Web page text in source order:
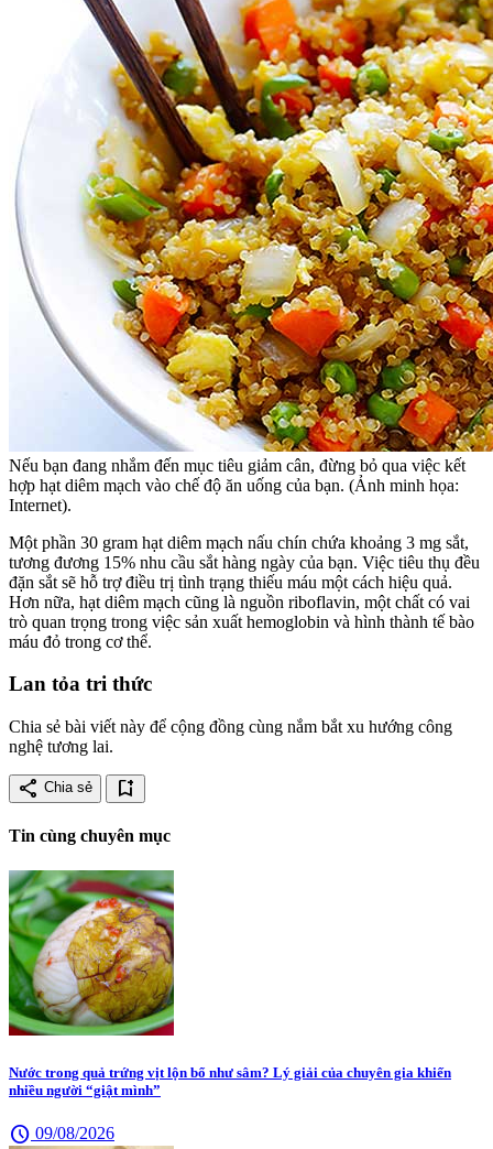
Nếu bạn đang nhắm đến mục tiêu giảm cân, đừng bỏ qua việc kết
hợp hạt diêm mạch vào chế độ ăn uống của bạn. (Ảnh minh họa:
Internet).
Một phần 30 gram hạt diêm mạch nấu chín chứa khoảng 3 mg sắt,
tương đương 15% nhu cầu sắt hàng ngày của bạn. Việc tiêu thụ đều
đặn sắt sẽ hỗ trợ điều trị tình trạng thiếu máu một cách hiệu quả.
Hơn nữa, hạt diêm mạch cũng là nguồn riboflavin, một chất có vai
trò quan trọng trong việc sản xuất hemoglobin và hình thành tế bào
máu đỏ trong cơ thể.
Lan tỏa tri thức
Chia sẻ bài viết này để cộng đồng cùng nắm bắt xu hướng công
nghệ tương lai.
share Chia sẻ bookmark_add
Tin cùng chuyên mục
Nước trong quả trứng vịt lộn bổ như sâm? Lý giải của chuyên gia khiến
nhiều người “giật mình”
schedule 09/08/2026